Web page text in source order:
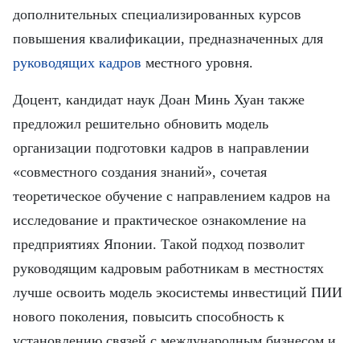
дополнительных специализированных курсов
повышения квалификации, предназначенных для
руководящих кадров местного уровня.
Доцент, кандидат наук Доан Минь Хуан также
предложил решительно обновить модель
организации подготовки кадров в направлении
«совместного создания знаний», сочетая
теоретическое обучение с направлением кадров на
исследование и практическое ознакомление на
предприятиях Японии. Такой подход позволит
руководящим кадровым работникам в местностях
лучше освоить модель экосистемы инвестиций ПИИ
нового поколения, повысить способность к